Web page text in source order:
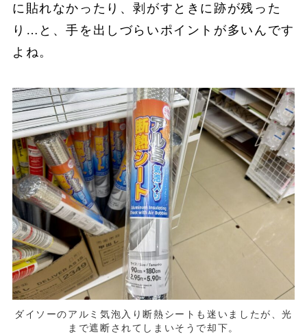
に貼れなかったり、剥がすときに跡が残った
り…と、手を出しづらいポイントが多いんです
よね。
ダイソーのアルミ気泡入り断熱シートも迷いましたが、光
まで遮断されてしまいそうで却下。